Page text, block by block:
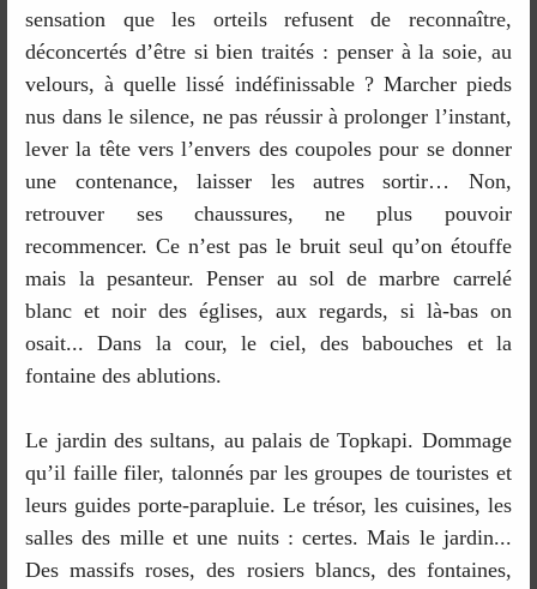
sensation que les orteils refusent de reconnaître,
déconcertés d’être si bien traités : penser à la soie, au
velours, à quelle lissé indéfinissable ? Marcher pieds
nus dans le silence, ne pas réussir à prolonger l’instant,
lever la tête vers l’envers des coupoles pour se donner
une contenance, laisser les autres sortir… Non,
retrouver ses chaussures, ne plus pouvoir
recommencer. Ce n’est pas le bruit seul qu’on étouffe
mais la pesanteur. Penser au sol de marbre carrelé
blanc et noir des églises, aux regards, si là-bas on
osait... Dans la cour, le ciel, des babouches et la
fontaine des ablutions.
Le jardin des sultans, au palais de Topkapi. Dommage
qu’il faille filer, talonnés par les groupes de touristes et
leurs guides porte-parapluie. Le trésor, les cuisines, les
salles des mille et une nuits : certes. Mais le jardin...
Des massifs roses, des rosiers blancs, des fontaines,